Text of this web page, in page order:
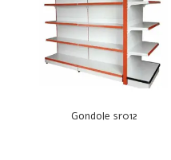
Gondole sr012